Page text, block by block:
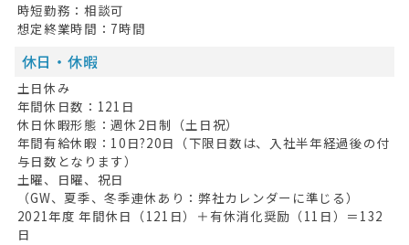
時短勤務：相談可
想定終業時間：7時間
休日・休暇
土日休み
年間休日数：121日
休日休暇形態：週休2日制（土日祝）
年間有給休暇：10日?20日（下限日数は、入社半年経過後の付
与日数となります）
土曜、日曜、祝日
（GW、夏季、冬季連休あり：弊社カレンダーに準じる）
2021年度 年間休日（121日）＋有休消化奨励（11日）＝132
日